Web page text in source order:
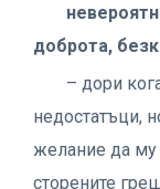
доброта,
– дори
недостатъци,
желание да му
сторените